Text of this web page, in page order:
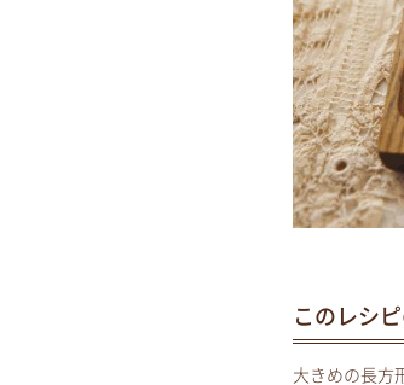
このレシ
大きめの長方